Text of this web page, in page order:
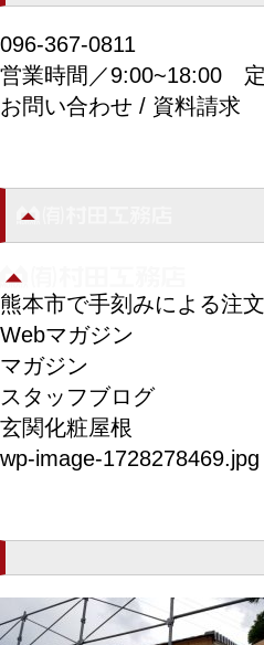
096-367-0811
営業時間／9:00~18:00
お問い合わせ / 資料請求
熊本市で手刻みによる注
Webマガジン
マガジン
スタッフブログ
玄関化粧屋根
wp-image-1728278469.jpg